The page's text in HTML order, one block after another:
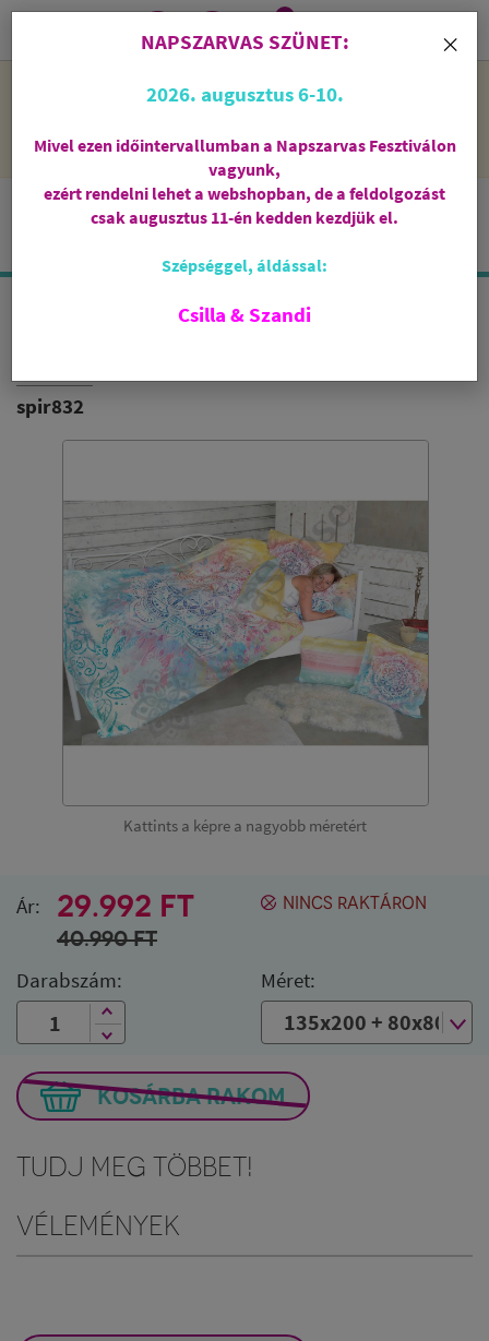
NAPSZARVAS SZÜNET: 2026. augusztus 6-10 - rendelni lehet
feldolgozni őket.
i
0
spir832
Kattints a képre a nagyobb méretért
NINCS RAKTÁRON
Ár: 29.992 FT
40.990FT
Darabszám:
Méret:
KOSÁRBA RAKOM
Tudj meg többet!
Vélemények
×
NAPSZARVAS SZÜNET:
2026. augusztus 6-10.
Mivel ezen időintervallumban a Napszarvas Fesztiválon
vagyunk,
ezért rendelni lehet a webshopban, de a feldolgozást
csak augusztus 11-én kedden kezdjük el.
Szépséggel, áldással:
Csilla & Szandi